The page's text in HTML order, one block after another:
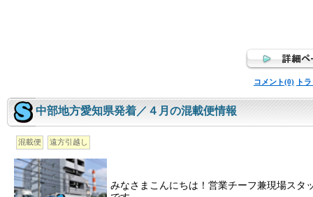
コメント(0) ト
中部地方愛知県発着／４月の混載便情報
混載便 遠方引越し
みなさまこんにちは！営業チーフ兼現場スタ